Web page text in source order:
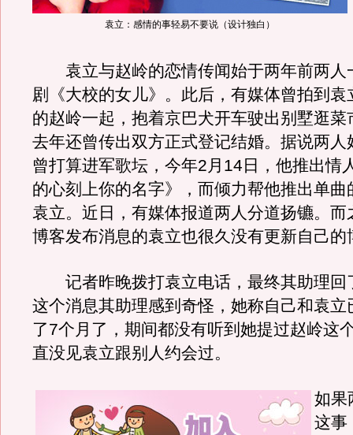
袁立：感情的事轻易不要说（设计独白）
袁立与赵岭的恋情传闻始于两年前两人
剧《大校的女儿》。此后，有媒体曾拍到袁
的赵岭一起，抱着京巴犬开车驶出别墅逛菜
去年还曾传出双方正式登记结婚。据说两人
曾打算进军歌坛，今年2月14日，他推出情
的心刻上你的名字》，而倾力帮他推出单曲
袁立。近日，有媒体报道两人分道扬镳。而
博客发布消息的袁立也很久没有更新自己的
记者昨晚拨打袁立电话，最终其助理回
这个消息其助理感到奇怪，她称自己和袁立
了7个月了，期间都没有听到她提过赵岭这
直没见袁立跟别人约会过。
如果
这事